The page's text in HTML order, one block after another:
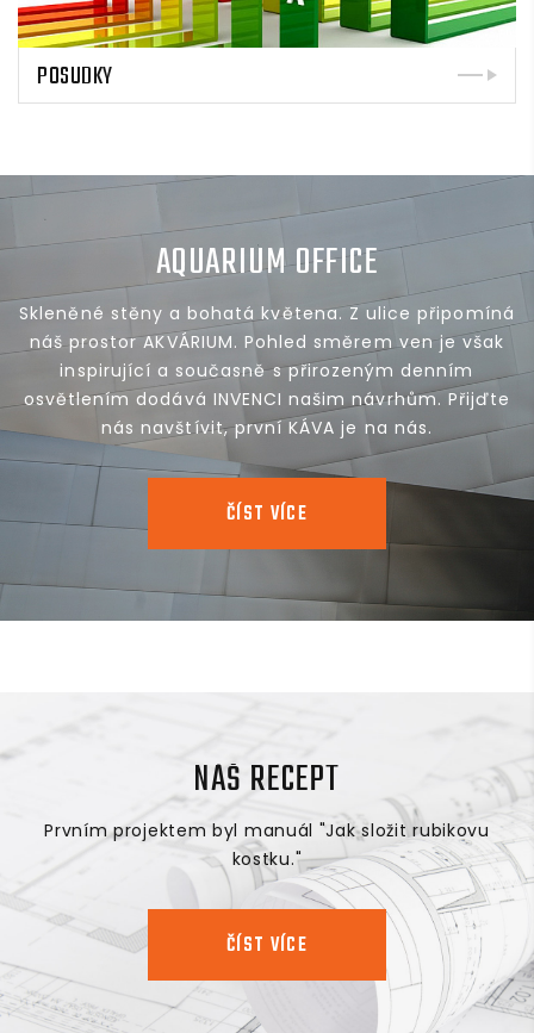
POSUDKY
AQUARIUM OFFICE
Skleněné stěny a bohatá květena. Z ulice připomíná
náš prostor AKVÁRIUM. Pohled směrem ven je však
inspirující a současně s přirozeným denním
osvětlením dodává INVENCI našim návrhům. Přijďte
nás navštívit, první KÁVA je na nás.
ČÍST VÍCE
NÁŠ RECEPT
Prvním projektem byl manuál "Jak složit rubikovu
kostku."
ČÍST VÍCE